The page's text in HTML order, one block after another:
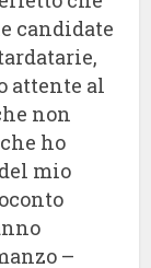
candidate
attente al
non
ho
mio
–